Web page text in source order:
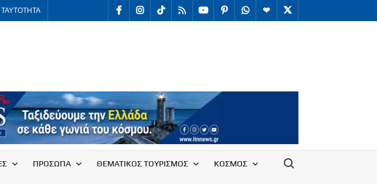
ΤΑΥΤΟΤΗΤΑ facebookInstagram
TikTokRSS youtubePinterestWhatsApp
Telegram
X
ΠΡΟΣΩΠΑ ΘΕΜΑΤΙΚΟΣ ΤΟΥΡΙΣΜΟΣ ΚΟΣΜΟΣ
Search for: